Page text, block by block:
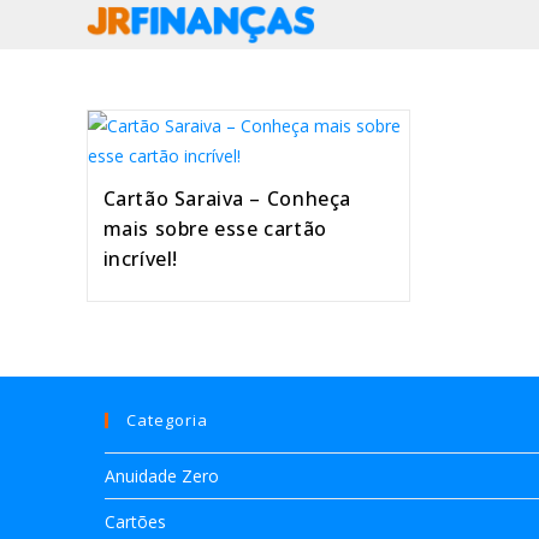
Cartão Saraiva – Conheça
mais sobre esse cartão
incrível!
Categoria
Anuidade Zero
Cartões